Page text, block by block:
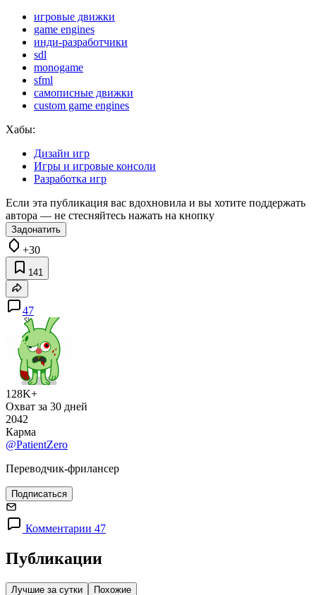
игровые движки
game engines
инди-разработчики
sdl
monogame
sfml
самописные движки
custom game engines
Хабы:
Дизайн игр
Игры и игровые консоли
Разработка игр
Если эта публикация вас вдохновила и вы хотите поддержать
автора — не стесняйтесь нажать на кнопку
Задонатить
+30
141
47
128K+
Охват за 30 дней
2042
Карма
@PatientZero
Переводчик-фрилансер
Подписаться
Комментарии 47
Публикации
Лучшие за сутки Похожие